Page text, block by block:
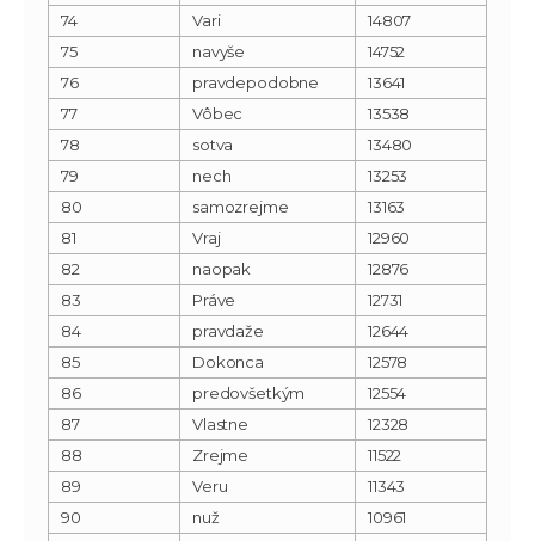
74
Vari
14807
75
navyše
14752
76
pravdepodobne
13641
77
Vôbec
13538
78
sotva
13480
79
nech
13253
80
samozrejme
13163
81
Vraj
12960
82
naopak
12876
83
Práve
12731
84
pravdaže
12644
85
Dokonca
12578
86
predovšetkým
12554
87
Vlastne
12328
88
Zrejme
11522
89
Veru
11343
90
nuž
10961